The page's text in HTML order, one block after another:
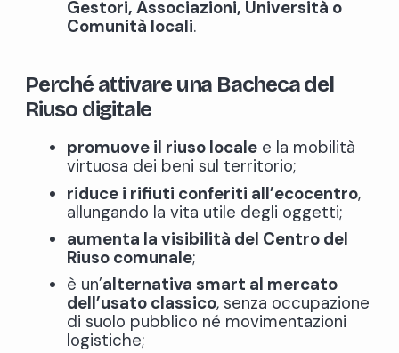
Gestori, Associazioni, Università o
Comunità locali.
Perché attivare una Bacheca del
Riuso digitale
promuove il riuso localee la mobilità
virtuosa dei beni sul territorio;
riduce i rifiuti conferiti all’ecocentro,
allungando la vita utile degli oggetti;
aumenta la visibilità del Centro del
Riuso comunale;
è un’alternativa smart al mercato
dell’usato classico, senza occupazione
di suolo pubblico né movimentazioni
logistiche;